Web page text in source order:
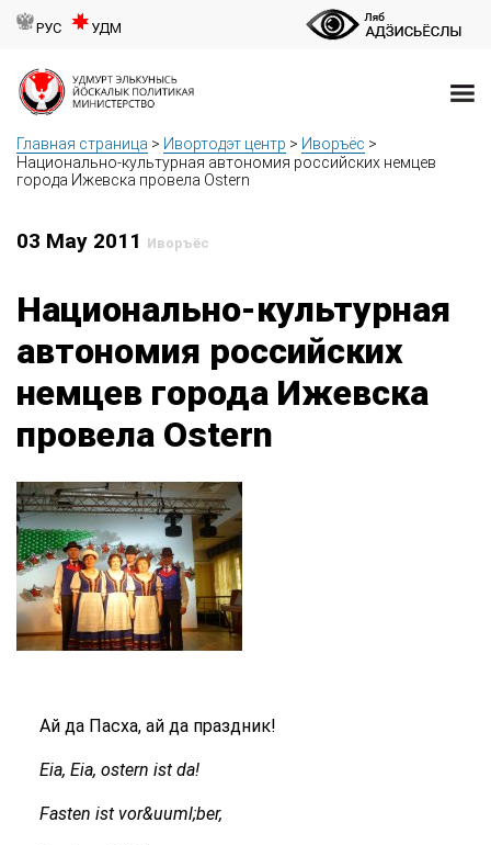
РУС УДМ
Главная страница > Ивортодэт центр > Иворъёс >
Национально-культурная автономия российских немцев
города Ижевска провела Ostern
03 May 2011 Иворъёс
Национально-культурная
автономия российских
немцев города Ижевска
провела Ostern
Ай да Пасха, ай да праздник!
Eia, Eia, ostern ist da!
Fasten ist vor&uuml;ber,